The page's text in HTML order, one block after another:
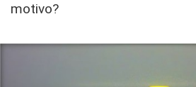
motivo?